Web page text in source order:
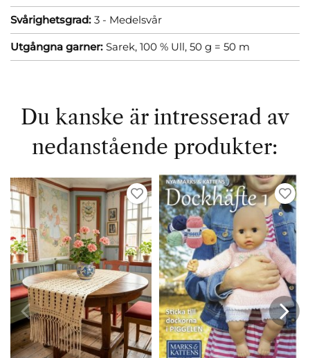
Svårighetsgrad: 3 - Medelsvår
Utgångna garner: Sarek, 100 % Ull, 50 g = 50 m
Du kanske är intresserad av
nedanstående produkter: